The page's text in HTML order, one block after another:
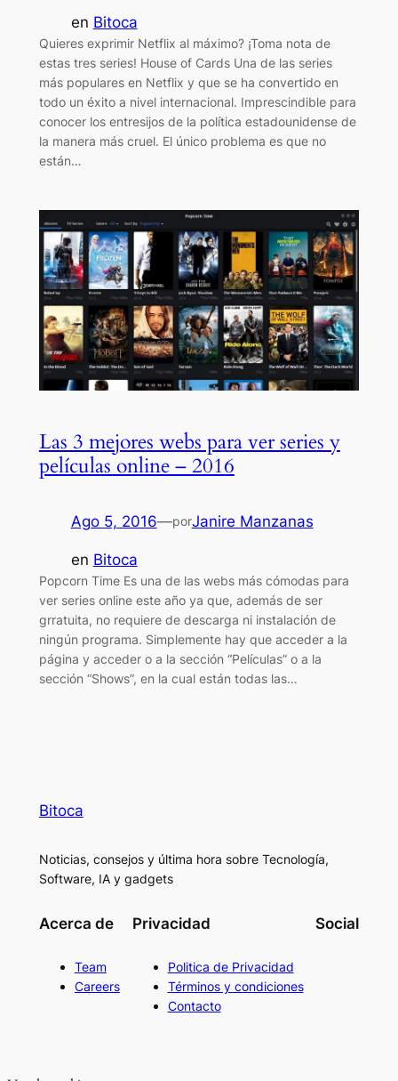
en Bitoca
Quieres exprimir Netflix al máximo? ¡Toma nota de
estas tres series! House of Cards Una de las series
más populares en Netflix y que se ha convertido en
todo un éxito a nivel internacional. Imprescindible para
conocer los entresijos de la política estadounidense de
la manera más cruel. El único problema es que no
están…
Las 3 mejores webs para ver series y
películas online – 2016
Ago 5, 2016—porJanire Manzanas
en Bitoca
Popcorn Time Es una de las webs más cómodas para
ver series online este año ya que, además de ser
grratuita, no requiere de descarga ni instalación de
ningún programa. Simplemente hay que acceder a la
página y acceder o a la sección “Películas” o a la
sección “Shows”, en la cual están todas las…
Bitoca
Noticias, consejos y última hora sobre Tecnología,
Software, IA y gadgets
Acerca de
Team
Careers
Privacidad
Politica de Privacidad
Términos y condiciones
Contacto
Social